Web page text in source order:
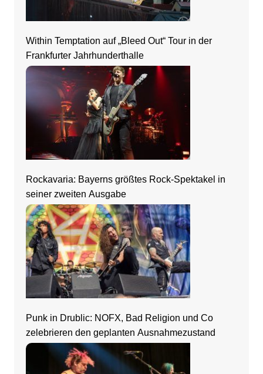
Within Temptation auf „Bleed Out“ Tour in der
Frankfurter Jahrhunderthalle
Rockavaria: Bayerns größtes Rock-Spektakel in
seiner zweiten Ausgabe
Punk in Drublic: NOFX, Bad Religion und Co
zelebrieren den geplanten Ausnahmezustand